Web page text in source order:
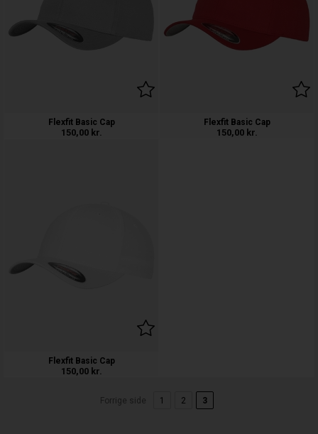
Flexfit Basic Cap
150,00 kr.
Flexfit Basic Cap
150,00 kr.
Flexfit Basic Cap
150,00 kr.
Forrige side 1 2 3